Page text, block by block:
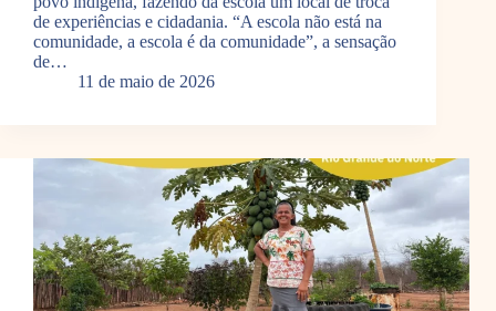
de experiências e cidadania. “A escola não está na
comunidade, a escola é da comunidade”, a sensação
de…
11 de maio de 2026